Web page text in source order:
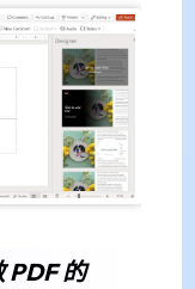
PDF 的